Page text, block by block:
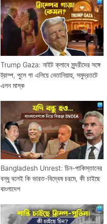
Trump Gaza: নাইট ক্লাবে সুন্দরীদের সঙ্গে
ট্রাম্প, পুলে গা এলিয়ে নেতানিয়াহু, সমুদ্রতটে
এলন মাস্ক
Bangladesh Unrest: চিন-পাকিস্তানের
বন্ধু বলেই কি ভারত-বিদ্বেষ চরমে, কী চাইছে
বাংলাদেশ